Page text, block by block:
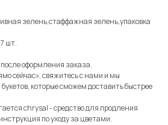
зелень,стаффажная зелень,упаковка
7 шт.
оформления заказа.
сейчас», свяжитесь с нами и мы
которые сможем доставить быстрее
chrysal - средство для продления
по уходу за цветами.